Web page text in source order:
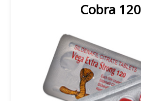
Cobra 120